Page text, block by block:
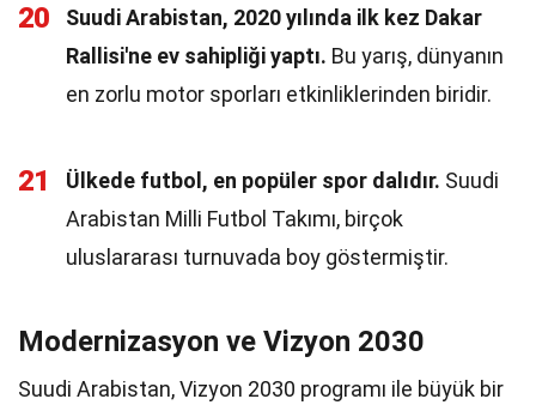
20
Suudi Arabistan, 2020 yılında ilk kez Dakar
Rallisi'ne ev sahipliği yaptı. Bu yarış, dünyanın
en zorlu motor sporları etkinliklerinden biridir.
21 Ülkede futbol, en popüler spor dalıdır. Suudi
Arabistan Milli Futbol Takımı, birçok
uluslararası turnuvada boy göstermiştir.
Modernizasyon ve Vizyon 2030
Suudi Arabistan, Vizyon 2030 programı ile büyük bir